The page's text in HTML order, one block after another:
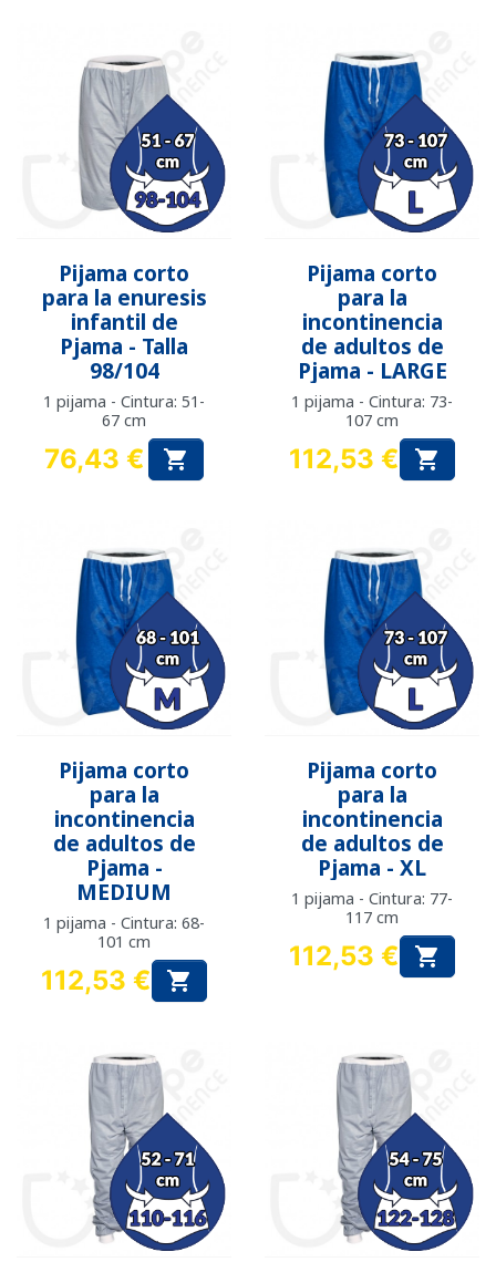
Pijama corto
para la enuresis
infantil de
Pjama - Talla
98/104
1 pijama - Cintura: 51-
67 cm
Precio
76,43 € 
Pijama corto
para la
incontinencia
de adultos de
Pjama - LARGE
1 pijama - Cintura: 73-
107 cm
Precio
112,53 € 
Pijama corto
para la
incontinencia
de adultos de
Pjama -
MEDIUM
1 pijama - Cintura: 68-
101 cm
Precio
112,53 € 
Pijama corto
para la
incontinencia
de adultos de
Pjama - XL
1 pijama - Cintura: 77-
117 cm
Precio
112,53 € 